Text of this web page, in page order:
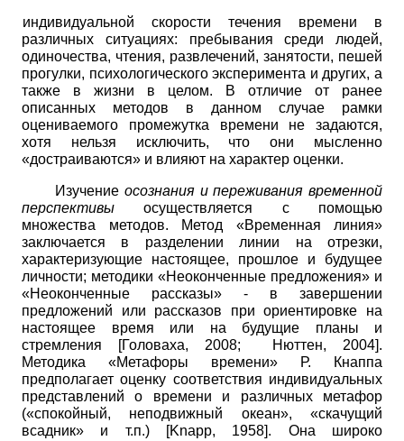
индивидуальной скорости течения времени в
различных ситуациях: пребывания среди людей,
одиночества, чтения, развлечений, занятости, пешей
прогулки, психологического эксперимента и других, а
также в жизни в целом. В отличие от ранее
описанных методов в данном случае рамки
оцениваемого промежутка времени не задаются,
хотя нельзя исключить, что они мысленно
«достраиваются» и влияют на характер оценки.
Изучение осознания и переживания временной
перспективы осуществляется с помощью
множества методов. Метод «Временная линия»
заключается в разделении линии на отрезки,
характеризующие настоящее, прошлое и будущее
личности; методики «Неоконченные предложения» и
«Неоконченные рассказы» - в завершении
предложений или рассказов при ориентировке на
настоящее время или на будущие планы и
стремления
[Головаха, 2008; Нюттен, 2004].
Методика «Метафоры времени» Р. Кнаппа
предполагает оценку соответствия индивидуальных
представлений о времени и различных метафор
(«спокойный, неподвижный океан», «скачущий
всадник» и т.п.)
[Knapp, 1958]. Она широко